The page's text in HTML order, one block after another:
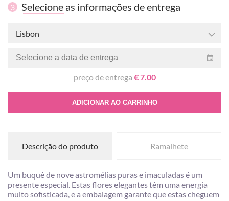
3 Selecione as informações de entrega
Lisbon
preço de entrega € 7.00
ADICIONAR AO CARRINHO
Descrição do produto Ramalhete
Um buquê de nove astromélias puras e imaculadas é um
presente especial. Estas flores elegantes têm uma energia
muito sofisticada, e a embalagem garante que estas cheguem